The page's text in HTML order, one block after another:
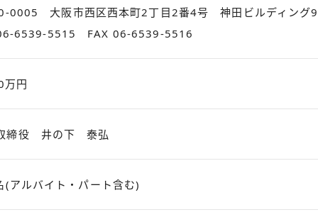
0005 大阪市西区西本町2丁目2番4号 神田ビルディング
6539-5515 FAX 06-6539-5516
円
締役 井の下 泰弘
(アルバイト・パート含む)